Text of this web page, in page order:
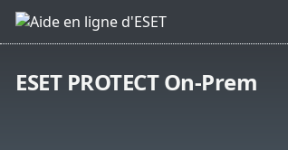
ESET PROTECT On-Prem